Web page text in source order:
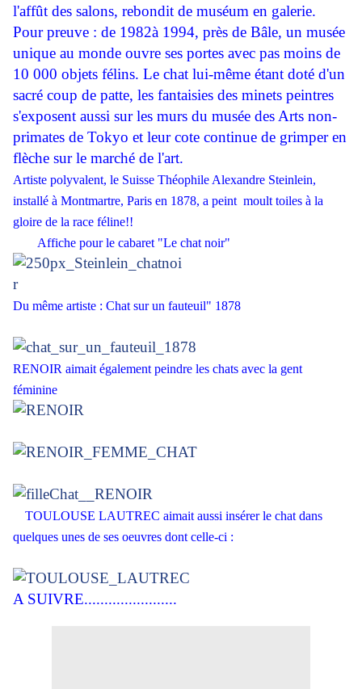
l'affût des salons, rebondit de muséum en galerie.
Pour preuve : de 1982à 1994, près de Bâle, un musée
unique au monde ouvre ses portes avec pas moins de
10 000 objets félins. Le chat lui-même étant doté d'un
sacré coup de patte, les fantaisies des minets peintres
s'exposent aussi sur les murs du musée des Arts non-
primates de Tokyo et leur cote continue de grimper en
flèche sur le marché de l'art.
Artiste polyvalent, le Suisse Théophile Alexandre Steinlein,
installé à Montmartre, Paris en 1878, a peint moult toiles à la
gloire de la race féline!!
Affiche pour le cabaret "Le chat noir"
Du même artiste : Chat sur un fauteuil" 1878
RENOIR aimait également peindre les chats avec la gent
féminine
TOULOUSE LAUTREC aimait aussi insérer le chat dans
quelques unes de ses oeuvres dont celle-ci :
A SUIVRE.......................